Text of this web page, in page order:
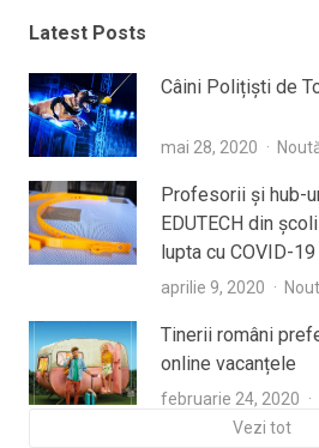
Latest Posts
Câini Polițiști de
mai 28, 2020
Profesorii şi hub-
EDUTECH din
lupta cu COVID-19
aprilie 9, 2020
Tinerii români
online vacanțele
februarie 24, 2020
Vezi tot